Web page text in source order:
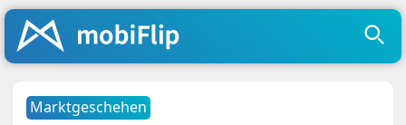
Marktgeschehen